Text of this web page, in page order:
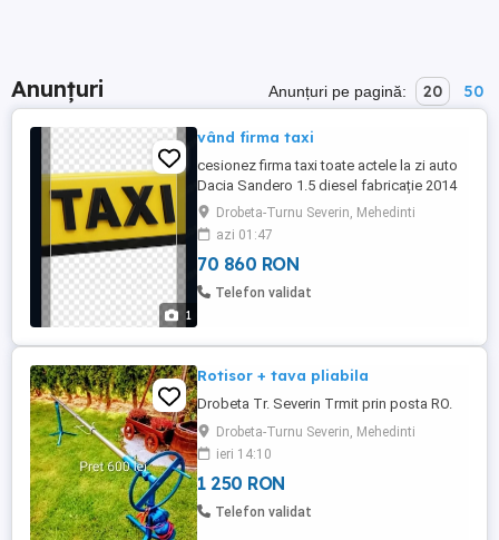
Anunțuri Anunțuri pe pagină: 20 50
1
vând firma taxi
cesionez firma taxi toate actele la zi auto
Dacia Sandero 1.5 diesel fabricație 2014
nu accept schimburi preț 13500 euro
negociabil telefon
Drobeta-Turnu Severin, Mehedinti
azi 01:47
70 860 RON
Telefon validat
Rotisor + tava pliabila
Drobeta Tr. Severin Trmit prin posta RO.
Drobeta-Turnu Severin, Mehedinti
ieri 14:10
1 250 RON
Telefon validat